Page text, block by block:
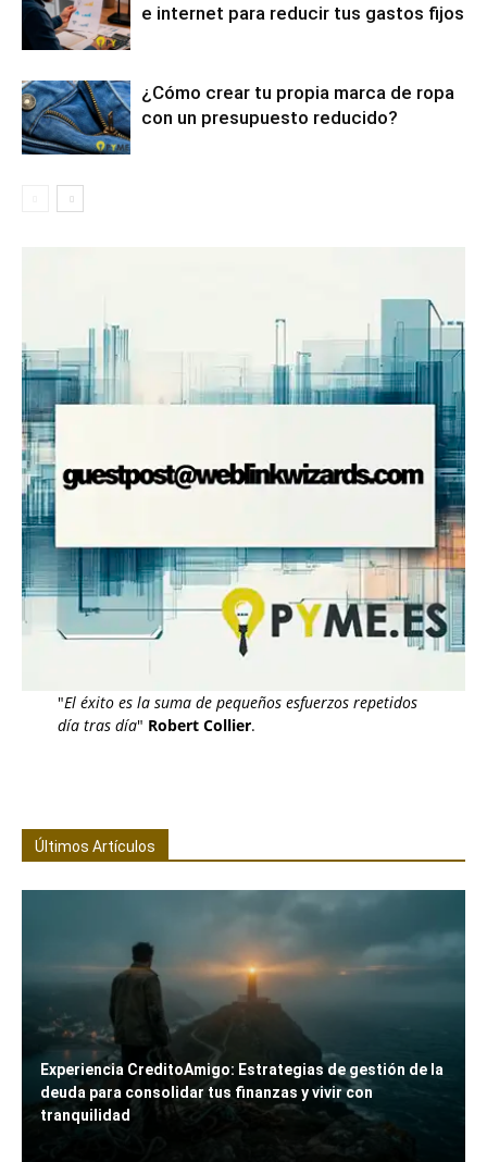
e internet para reducir tus gastos fijos
¿Cómo crear tu propia marca de ropa
con un presupuesto reducido?
"El éxito es la suma de pequeños esfuerzos repetidos
día tras día" Robert Collier.
Últimos Artículos
Experiencia CreditoAmigo: Estrategias de gestión de la
deuda para consolidar tus finanzas y vivir con
tranquilidad